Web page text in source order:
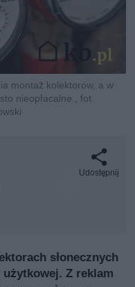
montaż kolektorów, a w
nieopłacalne., fot.
Udostępnij
słonecznych
użytkowej. Z reklam